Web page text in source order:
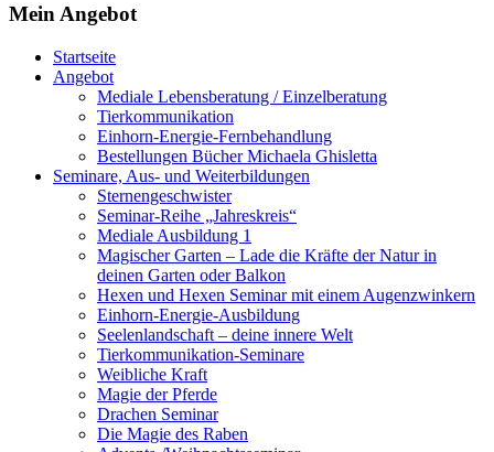
Mein Angebot
Startseite
Angebot
Mediale Lebensberatung / Einzelberatung
Tierkommunikation
Einhorn-Energie-Fernbehandlung
Bestellungen Bücher Michaela Ghisletta
Seminare, Aus- und Weiterbildungen
Sternengeschwister
Seminar-Reihe „Jahreskreis“
Mediale Ausbildung 1
Magischer Garten – Lade die Kräfte der Natur in
deinen Garten oder Balkon
Hexen und Hexen Seminar mit einem Augenzwinkern
Einhorn-Energie-Ausbildung
Seelenlandschaft – deine innere Welt
Tierkommunikation-Seminare
Weibliche Kraft
Magie der Pferde
Drachen Seminar
Die Magie des Raben